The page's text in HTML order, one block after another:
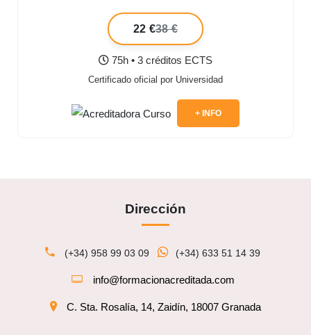
22 €38 €
75h • 3 créditos ECTS
Certificado oficial por Universidad
+ INFO
Dirección
(+34) 958 99 03 09 (+34) 633 51 14 39
info@formacionacreditada.com
C. Sta. Rosalía, 14, Zaidín, 18007 Granada